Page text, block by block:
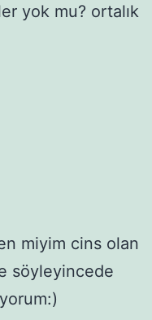
yok mu? ortalık
miyim cins olan
söyleyincede